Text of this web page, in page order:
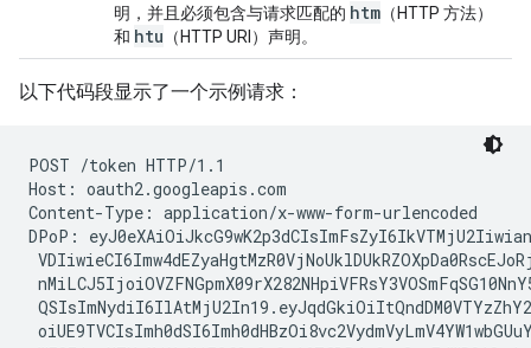
明，并且必须包含与请求匹配的 htm （HTTP 方法）
和 htu （HTTP URI）声明。
以下代码段显示了一个示例请求：
POST /token HTTP/1.1
Host: oauth2.googleapis.com
Content-Type: application/x-www-form-urlencoded
DPoP: